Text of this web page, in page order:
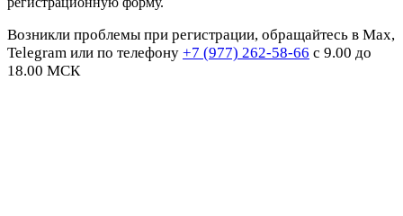
Возникли проблемы при регистрации, обращайтесь в Max,
Telegram или по телефону +7 (977) 262-58-66 с 9.00 до
18.00 МСК